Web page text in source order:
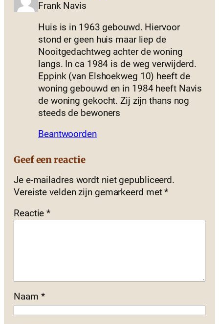
Frank Navis
Huis is in 1963 gebouwd. Hiervoor
stond er geen huis maar liep de
Nooitgedachtweg achter de woning
langs. In ca 1984 is de weg verwijderd.
Eppink (van Elshoekweg 10) heeft de
woning gebouwd en in 1984 heeft Navis
de woning gekocht. Zij zijn thans nog
steeds de bewoners
Beantwoorden
Geef een reactie
Je e-mailadres wordt niet gepubliceerd.
Vereiste velden zijn gemarkeerd met*
Reactie*
Naam *